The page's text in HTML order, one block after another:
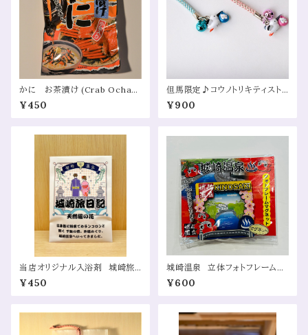
かに お茶漬け (Crab Ochaz
uke (Japanese Crab Tea Ric
e))
¥450
但馬限定♪コウノトリキティスト
ラップ/こうのとりキティ (Tajim
a Limited Stork Hello Kitty
¥900
当店オリジナル入浴剤 城崎旅
日記（15g×3）（Marusan Buss
an Original Bath Additive
¥450
城崎温泉 立体フォトフレーム
マグネット（Kinosaki Onsen 3
D Photo Frame Magnet）
¥600